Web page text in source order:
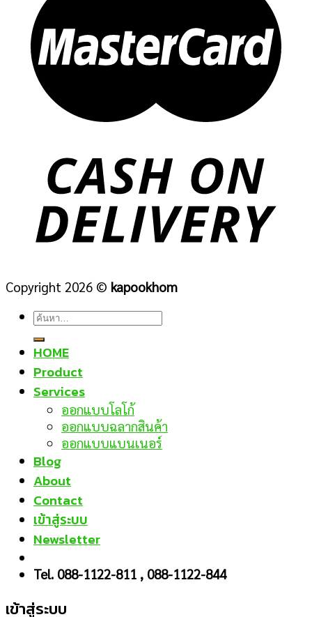
Copyright 2026 © kapookhom
ค้นหา:
HOME
Product
Services
ออกแบบโลโก้
ออกแบบฉลากสินค้า
ออกแบบแบนเนอร์
Blog
About
Contact
เข้าสู่ระบบ
Newsletter
Tel. 088-1122-811 , 088-1122-844
เข้าสู่ระบบ